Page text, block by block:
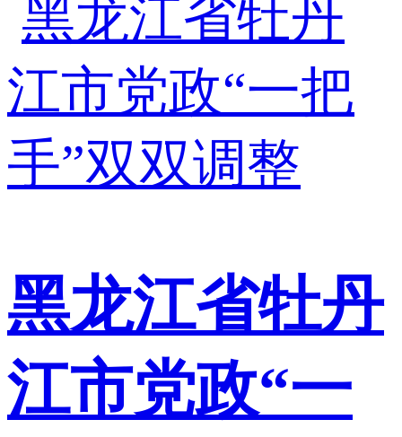
黑龙江省牡丹
江市党政“一